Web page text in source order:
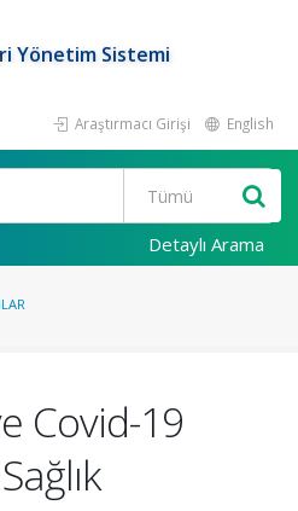
Yönetim Sistemi
Araştırmacı Girişi English
Detaylı Arama
Covid-19